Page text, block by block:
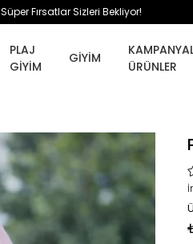
Süper Fırsatlar Sizleri Bekliyor!
PLAJ
GİYİM
GİYİM
ÜRÜNLER